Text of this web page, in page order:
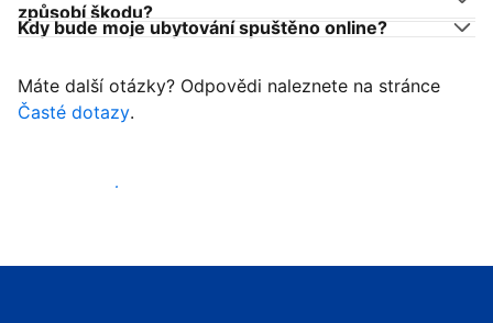
způsobí škodu?
Kdy bude moje ubytování spuštěno online?
Máte další otázky? Odpovědi naleznete na stránce
Časté dotazy.
Začít přijímat hosty